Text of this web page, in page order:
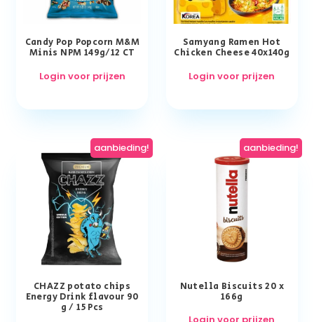
Candy Pop Popcorn M&M
Minis NPM 149g/12 CT
Login voor prijzen
Samyang Ramen Hot
Chicken Cheese 40x140g
Login voor prijzen
aanbieding!
CHAZZ potato chips
Energy Drink flavour 90
g / 15 Pcs
aanbieding!
Nutella Biscuits 20 x
166g